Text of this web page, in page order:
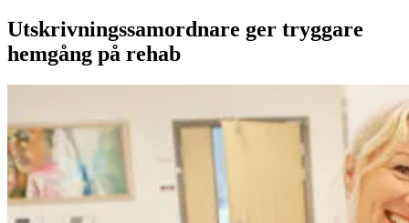
Utskrivningssamordnare ger tryggare
hemgång på rehab